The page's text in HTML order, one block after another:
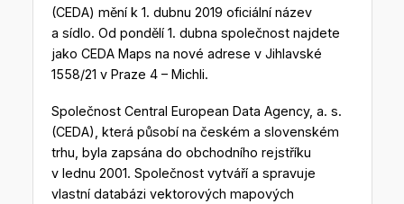
(CEDA) mění k 1. dubnu 2019 oficiální název
a sídlo. Od pondělí 1. dubna společnost najdete
jako CEDA Maps na nové adrese v Jihlavské
1558/21 v Praze 4 – Michli.
Společnost Central European Data Agency, a. s.
(CEDA), která působí na českém a slovenském
trhu, byla zapsána do obchodního rejstříku
v lednu 2001. Společnost vytváří a spravuje
vlastní databázi vektorových mapových